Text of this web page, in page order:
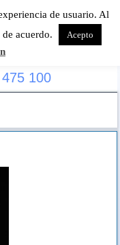
fugas de agua
100
de usuario. Al
acuerdo.
Acepto